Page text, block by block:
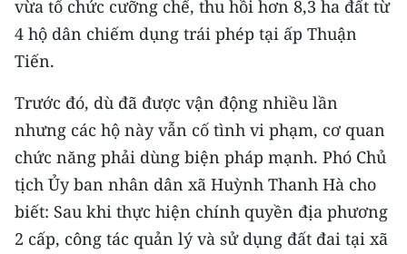
ENGLISH
中文
FRANÇAIS
РУССКИЙ
ESPAÑOL
한국어
vừa tổ chức cưỡng chế, thu hồi hơn 8,3 ha đất từ
4 hộ dân chiếm dụng trái phép tại ấp Thuận
Tiến.
Trước đó, dù đã được vận động nhiều lần
nhưng các hộ này vẫn cố tình vi phạm, cơ quan
chức năng phải dùng biện pháp mạnh. Phó Chủ
tịch Ủy ban nhân dân xã Huỳnh Thanh Hà cho
biết: Sau khi thực hiện chính quyền địa phương
2 cấp, công tác quản lý và sử dụng đất đai tại xã